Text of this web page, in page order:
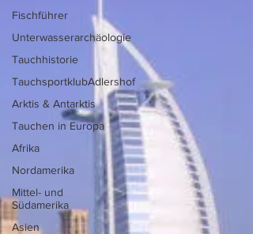
Fischführer
Unterwasserarchäologie
Tauchhistorie
TauchsportklubAdlershof
Arktis & Antarktis
Tauchen in Europa
Afrika
Nordamerika
Mittel- und
Südamerika
Asien